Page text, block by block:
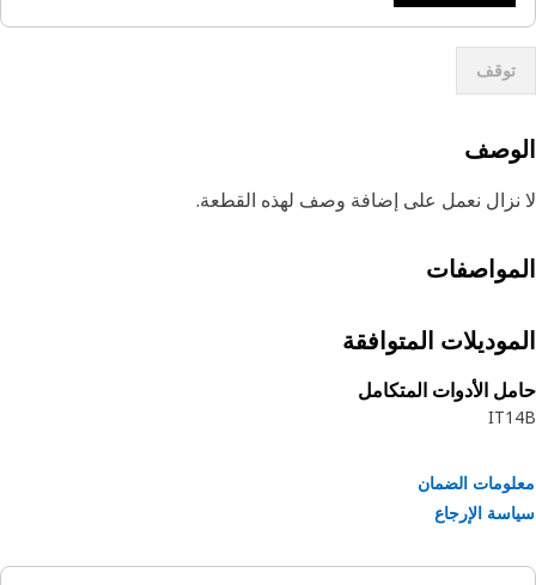
توقف
نزال نعمل على إضافة وصف لهذه القطعة.
المتوافقة
الأدوات المتكامل
الضمان
الإرجاع